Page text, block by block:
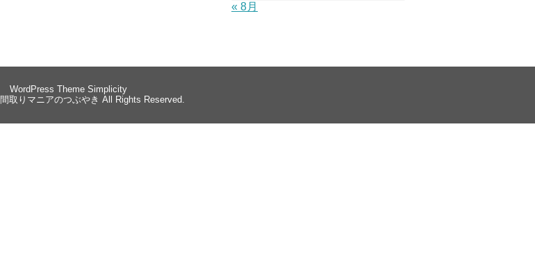
« 8月
WordPress Theme Simplicity
間取りマニアのつぶやき All Rights Reserved.